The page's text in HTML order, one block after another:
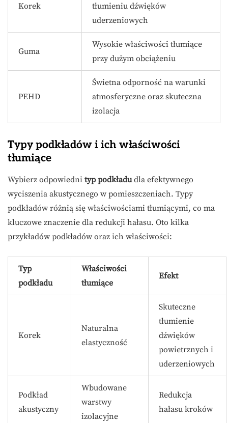
Korek
tłumieniu dźwięków
uderzeniowych
Guma
Wysokie właściwości tłumiące
przy dużym obciążeniu
PEHD
Świetna odporność na warunki
atmosferyczne oraz skuteczna
izolacja
Typy podkładów i ich właściwości
tłumiące
Wybierz odpowiedni typ podkładudla efektywnego
wyciszenia akustycznego w pomieszczeniach. Typy
podkładów różnią się właściwościami tłumiącymi, co ma
kluczowe znaczenie dla redukcji hałasu. Oto kilka
przykładów podkładów oraz ich właściwości:
Typ
podkładu
Właściwości
tłumiące
Efekt
Korek
Naturalna
elastyczność
Skuteczne
tłumienie
dźwięków
powietrznych i
uderzeniowych
Podkład
akustyczny
Wbudowane
warstwy
izolacyjne
Redukcja
hałasu kroków